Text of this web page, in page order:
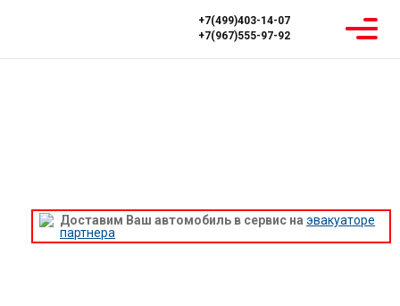
+7(499)403-14-07
+7(967)555-97-92
Доставим Ваш автомобиль в сервис на эвакуаторе
партнера